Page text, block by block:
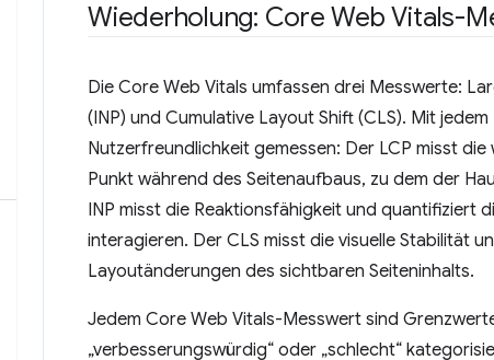
Wiederholung: Core Web Vitals-
Die Core Web Vitals umfassen drei Messwerte:
(INP) und Cumulative Layout Shift (CLS). Mit
Nutzerfreundlichkeit gemessen: Der LCP misst
Punkt während des Seitenaufbaus, zu dem der
INP misst die Reaktionsfähigkeit und quantifiziert
interagieren. Der CLS misst die visuelle Stabilität
Layoutänderungen des sichtbaren Seiteninhalts.
Jedem Core Web Vitals-Messwert sind
„verbesserungswürdig“ oder „schlecht“